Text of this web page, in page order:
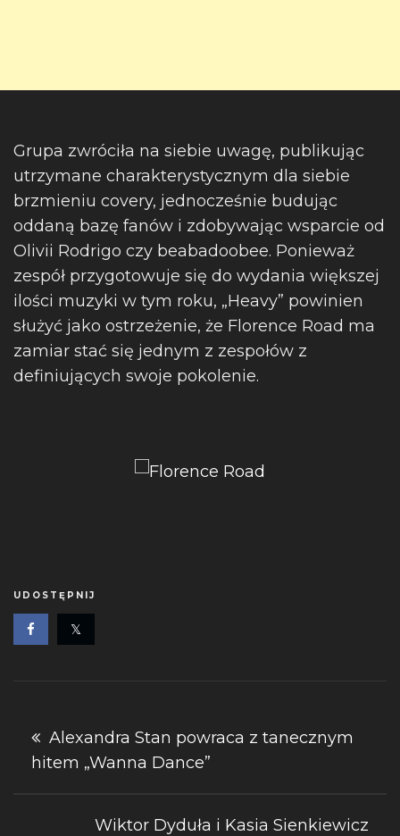
Grupa zwróciła na siebie uwagę, publikując
utrzymane charakterystycznym dla siebie
brzmieniu covery, jednocześnie budując
oddaną bazę fanów i zdobywając wsparcie od
Olivii Rodrigo czy beabadoobee. Ponieważ
zespół przygotowuje się do wydania większej
ilości muzyki w tym roku, „Heavy” powinien
służyć jako ostrzeżenie, że Florence Road ma
zamiar stać się jednym z zespołów z
definiujących swoje pokolenie.
UDOSTĘPNIJ
Nawigacja
wpisu
Alexandra Stan powraca z tanecznym
hitem „Wanna Dance”
Wiktor Dyduła i Kasia Sienkiewicz